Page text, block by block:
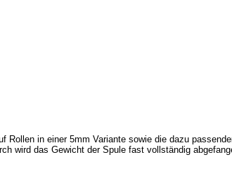
in einer 5mm Variante sowie die dazu
wird das Gewicht der Spule fast vollständig